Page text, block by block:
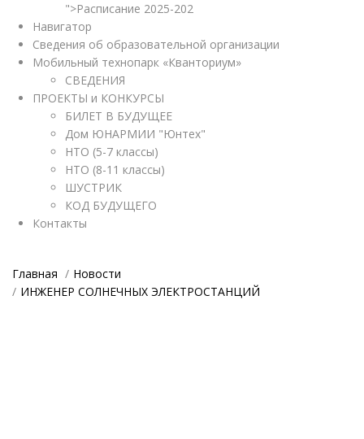
">Расписание 2025-202
Навигатор
Сведения об образовательной организации
Мобильный технопарк «Кванториум»
СВЕДЕНИЯ
ПРОЕКТЫ и КОНКУРСЫ
БИЛЕТ В БУДУЩЕЕ
Дом ЮНАРМИИ "Юнтех"
НТО (5-7 классы)
НТО (8-11 классы)
ШУСТРИК
КОД БУДУЩЕГО
Контакты
Главная
Новости
ИНЖЕНЕР СОЛНЕЧНЫХ ЭЛЕКТРОСТАНЦИЙ